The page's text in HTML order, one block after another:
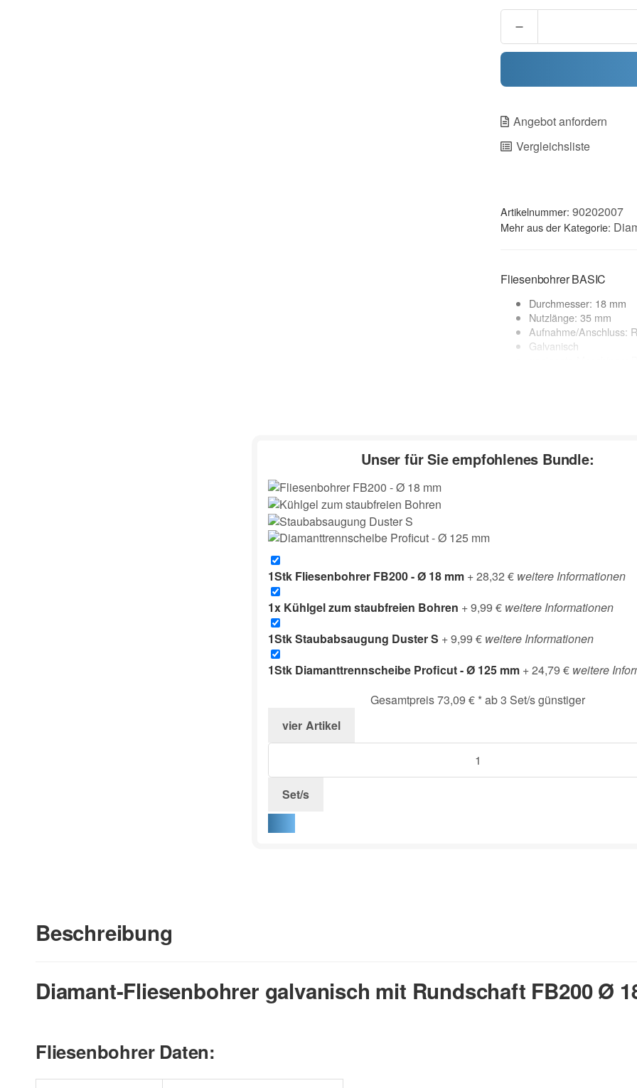
Angebot anfordern
Vergleichsliste
Artikelnummer: 90202007
Mehr aus der Kategorie:
Fliesenbohrer BASIC
Durchmesser: 18 mm
Nutzlänge: 35 mm
Aufnahme/Anschluss:
Galvanisch
Unser für Sie empfohlenes Bundle:
1Stk Fliesenbohrer FB200 - Ø 18 mm + 28,32 € weitere Informationen
1x Kühlgel zum staubfreien Bohren + 9,99 € weitere Informationen
1StkStaubabsaugung Duster S + 9,99 € weitere Informationen
1Stk Diamanttrennscheibe Proficut - Ø 125 mm + 24,79 € weitere
Gesamtpreis73,09 € *ab3 Set/s günstiger
vier Artikel
Set/s
Beschreibung
Diamant-Fliesenbohrer galvanisch mit Rundschaft FB200 Ø
Fliesenbohrer Daten: